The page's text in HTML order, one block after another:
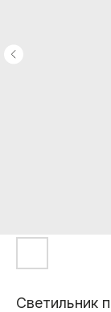
Светильник